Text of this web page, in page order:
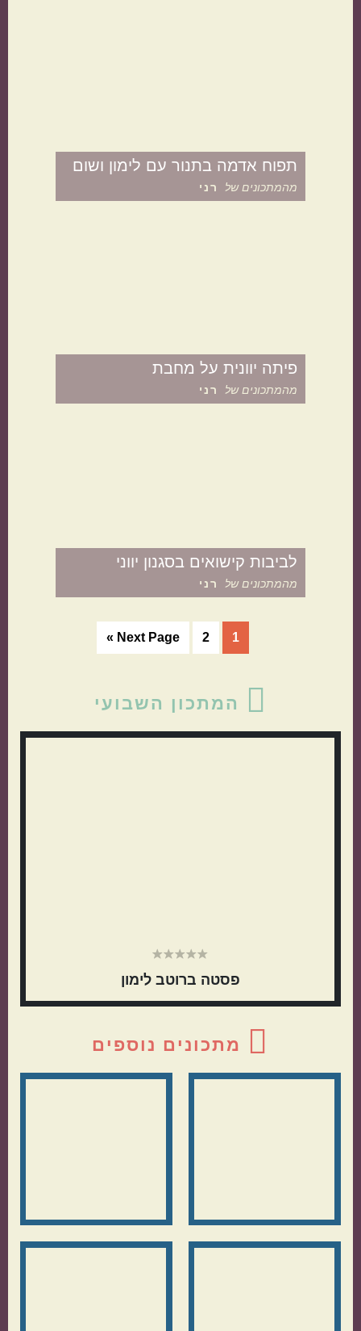
תפוח אדמה בתנור עם לימון ושום
מהמתכונים של רני
פיתה יוונית על מחבת
מהמתכונים של רני
לביבות קישואים בסגנון יווני
מהמתכונים של רני
עמוד
1 עמוד
2
Go
to
Next Page »
צדדי
המתכון השבועי
פסטה ברוטב לימון
מתכונים נוספים